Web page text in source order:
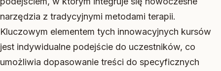
narzędzia z tradycyjnymi metodami terapii.
Kluczowym elementem tych innowacyjnych kursów
jest indywidualne podejście do uczestników, co
umożliwia dopasowanie treści do specyficznych